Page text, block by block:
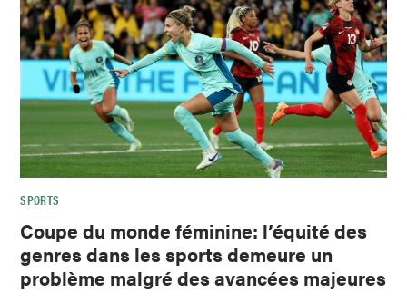
SPORTS
Coupe du monde féminine: l’équité des
genres dans les sports demeure un
problème malgré des avancées majeures